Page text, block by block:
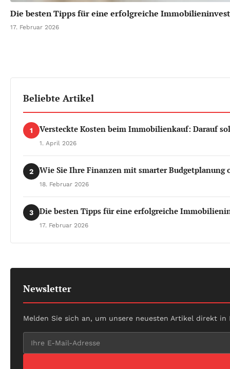
Die besten Tipps für eine erfolgreiche
17. Februar 2026
Beliebte Artikel
1 Versteckte Kosten beim Immobilienkauf: Darauf
1. April 2026
2 Wie Sie Ihre Finanzen mit smarter
18. Februar 2026
3 Die besten Tipps für eine erfolgreiche
17. Februar 2026
Newsletter
Melden Sie sich an, um unsere neuesten Artikel direkt